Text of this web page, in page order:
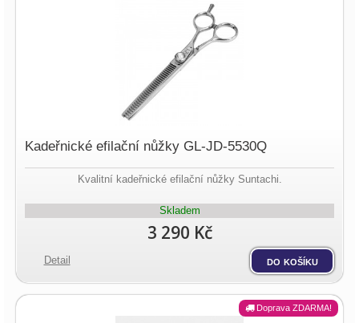
Kadeřnické efilační nůžky GL-JD-5530Q
Kvalitní kadeřnické efilační nůžky Suntachi.
Skladem
3 290 Kč
Detail do košíku
Doprava ZDARMA!